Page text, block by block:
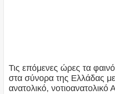
Τις επόμενες ώρες τα
στα σύνορα της Ελλάδας
ανατολικό, νοτιοανατολικό